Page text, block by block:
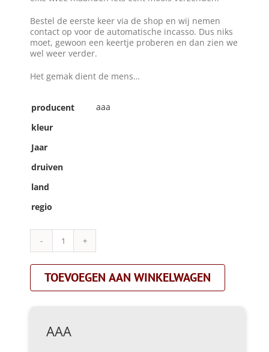
Bestel de eerste keer via de shop en wij nemen
contact op voor de automatische incasso. Dus niks
moet, gewoon een keertje proberen en dan zien we
wel weer verder.
Het gemak dient de mens…
producent
aaa
kleur
Jaar
druiven
land
regio
AAA|abonnement
basis
-
proefdoos|
aantal
TOEVOEGEN AAN WINKELWAGEN
AAA